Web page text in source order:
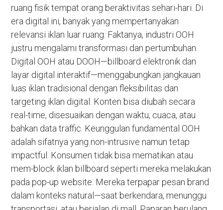
ruang fisik tempat orang beraktivitas sehari-hari. Di
era digital ini, banyak yang mempertanyakan
relevansi iklan luar ruang. Faktanya, industri OOH
justru mengalami transformasi dan pertumbuhan.
Digital OOH atau DOOH—billboard elektronik dan
layar digital interaktif—menggabungkan jangkauan
luas iklan tradisional dengan fleksibilitas dan
targeting iklan digital. Konten bisa diubah secara
real-time, disesuaikan dengan waktu, cuaca, atau
bahkan data traffic. Keunggulan fundamental OOH
adalah sifatnya yang non-intrusive namun tetap
impactful. Konsumen tidak bisa mematikan atau
mem-block iklan billboard seperti mereka melakukan
pada pop-up website. Mereka terpapar pesan brand
dalam konteks natural—saat berkendara, menunggu